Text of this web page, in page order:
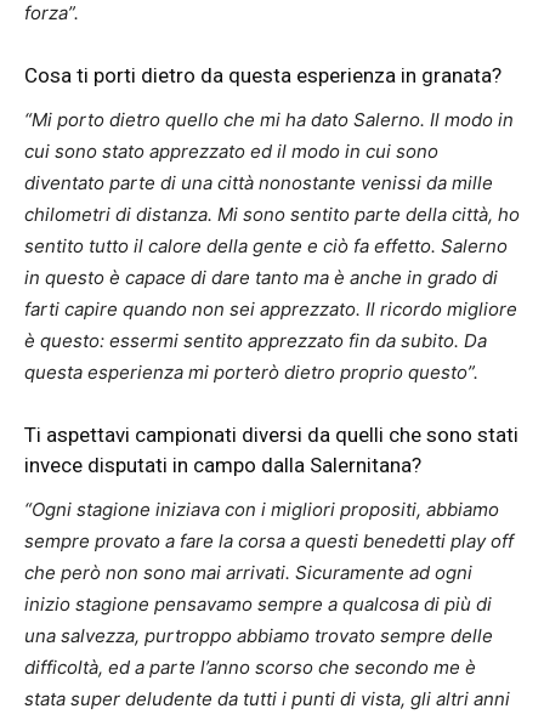
forza”.
Cosa ti porti dietro da questa esperienza in granata?
“Mi porto dietro quello che mi ha dato Salerno. Il modo in
cui sono stato apprezzato ed il modo in cui sono
diventato parte di una città nonostante venissi da mille
chilometri di distanza. Mi sono sentito parte della città, ho
sentito tutto il calore della gente e ciò fa effetto. Salerno
in questo è capace di dare tanto ma è anche in grado di
farti capire quando non sei apprezzato. Il ricordo migliore
è questo: essermi sentito apprezzato fin da subito. Da
questa esperienza mi porterò dietro proprio questo”.
Ti aspettavi campionati diversi da quelli che sono stati
invece disputati in campo dalla Salernitana?
“Ogni stagione iniziava con i migliori propositi, abbiamo
sempre provato a fare la corsa a questi benedetti play off
che però non sono mai arrivati. Sicuramente ad ogni
inizio stagione pensavamo sempre a qualcosa di più di
una salvezza, purtroppo abbiamo trovato sempre delle
difficoltà, ed a parte l’anno scorso che secondo me è
stata super deludente da tutti i punti di vista, gli altri anni